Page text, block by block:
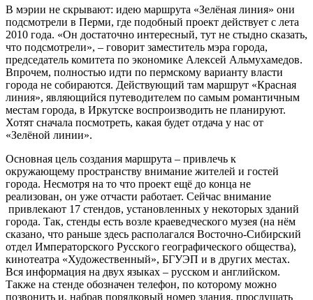
В мэрии не скрывают: идею маршрута «Зелёная линия» они
подсмотрели в Перми, где подобный проект действует с лета
2010 года. «Он достаточно интересный, тут не стыдно сказать,
что подсмотрели», – говорит заместитель мэра города,
председатель комитета по экономике Алексей Альмухамедов.
Впрочем, полностью идти по пермскому варианту власти
города не собираются. Действующий там маршрут «Красная
линия», являющийся путеводителем по самым романтичным
местам города, в Иркутске воспроизводить не планируют.
Хотят сначала посмотреть, какая будет отдача у нас от
«Зелёной линии».
Основная цель создания маршрута – привлечь к
окружающему пространству внимание жителей и гостей
города. Несмотря на то что проект ещё до конца не
реализован, он уже отчасти работает. Сейчас внимание
привлекают 17 стендов, установленных у некоторых зданий
города. Так, стенды есть возле краеведческого музея (на нём
сказано, что раньше здесь располагался Восточно-Сибирский
отдел Императорского Русского географического общества),
кинотеатра «Художественный», БГУЭП и в других местах.
Вся информация на двух языках – русском и английском.
Также на стенде обозначен телефон, по которому можно
позвонить и, набрав порядковый номер здания, прослушать